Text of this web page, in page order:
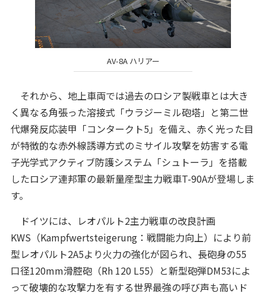
AV-8A ハリアー
それから、地上車両では過去のロシア製戦車とは大き
く異なる角張った溶接式「ウラジーミル砲塔」と第二世
代爆発反応装甲「コンタークト5」を備え、赤く光った目
が特徴的な赤外線誘導方式のミサイル攻撃を妨害する電
子光学式アクティブ防護システム「シュトーラ」を搭載
したロシア連邦軍の最新量産型主力戦車T-90Aが登場しま
す。
ドイツには、レオパルト2主力戦車の改良計画
KWS（Kampfwertsteigerung：戦闘能力向上）により前
型レオパルト2A5より火力の強化が図られ、長砲身の55
口径120mm滑腔砲（Rh 120 L55）と新型砲弾DM53によ
って破壊的な攻撃力を有する世界最強の呼び声も高いド